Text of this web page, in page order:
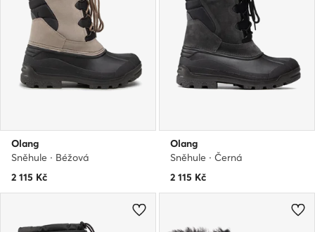
Olang
Sněhule · Béžová
2 115 Kč
Olang
Sněhule · Černá
2 115 Kč